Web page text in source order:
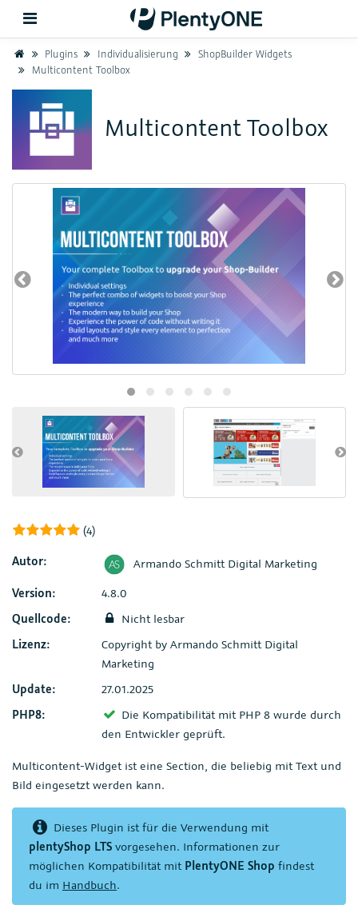
Zurück
Support
Einrichtung
HomePlugins Individualisierung
ShopBuilder Widgets
Multicontent Toolbox
Multicontent Toolbox
(4)
Autor:
Armando Schmitt Digital Marketing
Version:
4.8.0
Quellcode:
Nicht lesbar
Lizenz:
Copyright by Armando Schmitt Digital
Marketing
Update:
27.01.2025
PHP8:
Die Kompatibilität mit PHP 8 wurde durch
den Entwickler geprüft.
Multicontent-Widget ist eine Section, die beliebig mit Text und
Bild eingesetzt werden kann.
Dieses Plugin ist für die Verwendung mit
plentyShop LTS vorgesehen. Informationen zur
möglichen Kompatibilität mit PlentyONE Shop findest
du im Handbuch.